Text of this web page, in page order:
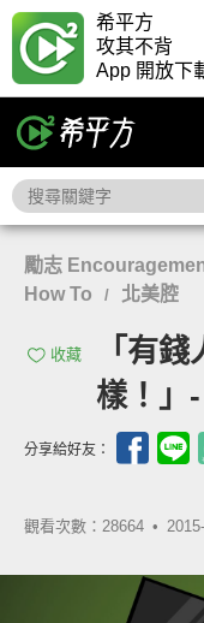
希平方
攻其不背
App 開放下
勵志
How To
/ 北美腔
收藏
「有
樣！」
分享給好友：
觀看次數：28664 •